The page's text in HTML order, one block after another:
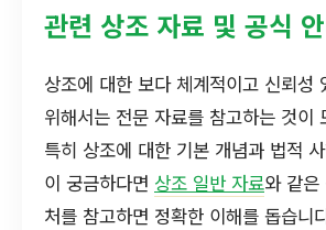
관련 상조 자료 및 공식
상조에 대한 보다 체계적이고 신뢰성
위해서는 전문 자료를 참고하는 것이
특히 상조에 대한 기본 개념과 법적
이 궁금하다면 상조 일반 자료와 같은
처를 참고하면 정확한 이해를 돕습니